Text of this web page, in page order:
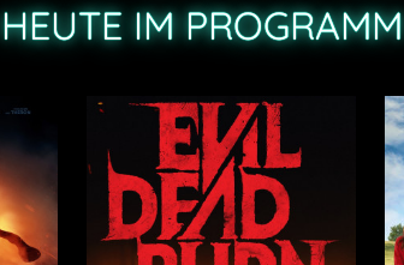
HEUTE IM PROGRAMM